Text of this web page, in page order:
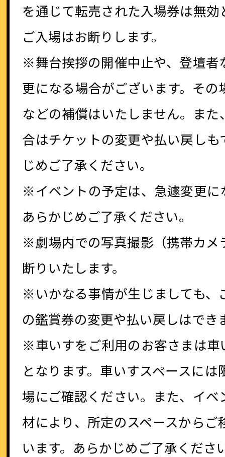
を通じて転売された入場券は無
ご入場はお断りします。
※舞台挨拶の開催中止や、登壇者
更になる場合がございます。そ
などの補償はいたしません。ま
合はチケットの変更や払い戻し
じめご了承ください。
※イベントの予定は、急遽変更に
あらかじめご了承ください。
※劇場内での写真撮影（携帯カメ
断りいたします。
※いかなる事情が生じましても、
の鑑賞券の変更や払い戻しはでき
※車いすをご利用のお客さまは車
となります。車いすスペースに
場にご確認ください。また、イ
材により、所定のスペースから
います。あらかじめご了承くださ